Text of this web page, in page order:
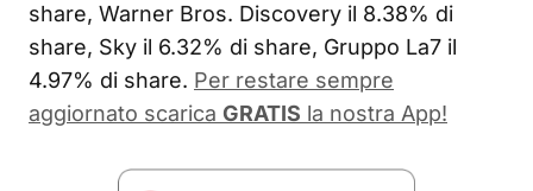
share, Warner Bros. Discovery il 8.38% di
share, Sky il 6.32% di share, Gruppo La7 il
4.97% di share. Per restare sempre
aggiornato scarica GRATIS la nostra App!